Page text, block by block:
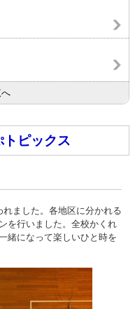
ピックス
ました。各地区に分かれる
を行いました。全校かくれ
緒になって楽しいひと時を